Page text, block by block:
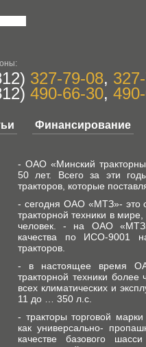
327-79-08,
490-66-30,
Финансирование
- ОАО «Минский
50 лет. Всего за эти
тракторов, которые
- сегодня ОАО «МТЗ»- это
тракторной техники в
человек. - на ОАО
качества по ИСО-9001
тракторов.
- в настоящее время
тракторной техники
всех климатических и
11 до … 350 л.с.
- тракторы торговой
как универсально-
качестве базового